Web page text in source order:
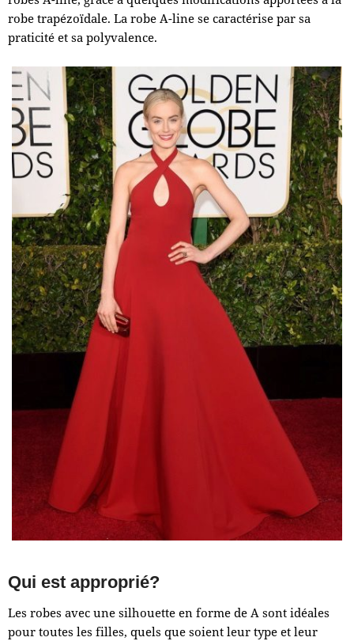
robe trapézoïdale. La robe A-line se caractérise par sa
praticité et sa polyvalence.
Qui est approprié?
Les robes avec une silhouette en forme de A sont idéales
pour toutes les filles, quels que soient leur type et leur